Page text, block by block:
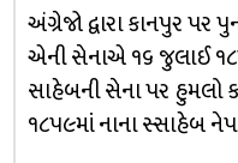
અંગ્રેજો દ્વારા કાનપુર
એની સેનાએ ૧૬ જુલાઈ
સાહેબની સેના પર હુમલો
૧૮૫૯માં નાના સ્સાહેબ